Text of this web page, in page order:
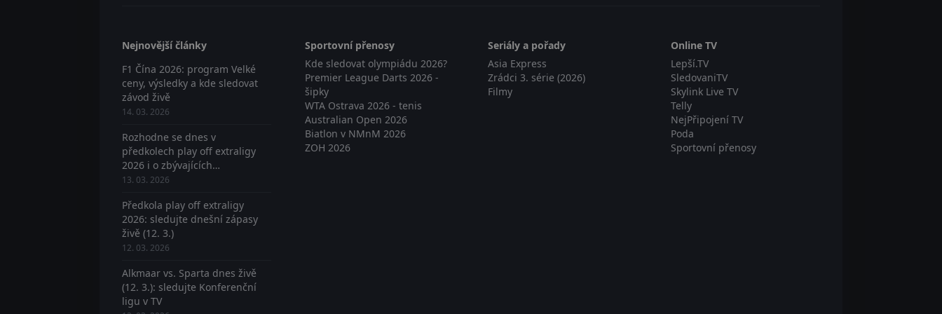
Nejnovější články
F1 Čína 2026: program Velké
ceny, výsledky a kde sledovat
závod živě
14. 03. 2026
Rozhodne se dnes v
předkolech play off extraligy
2026 i o zbývajících
postupujících? Sledujte živě
13. 03. 2026
Předkola play off extraligy
2026: sledujte dnešní zápasy
živě (12. 3.)
12. 03. 2026
Alkmaar vs. Sparta dnes živě
(12. 3.): sledujte Konferenční
ligu v TV
Sportovní přenosy
Kde sledovat olympiádu 2026?
Premier League Darts 2026 -
šipky
WTA Ostrava 2026 - tenis
Australian Open 2026
Biatlon v NMnM 2026
ZOH 2026
Seriály a pořady
Asia Express
Zrádci 3. série (2026)
Filmy
Online TV
Lepší.TV
SledovaniTV
Skylink Live TV
Telly
NejPřipojení TV
Poda
Sportovní přenosy